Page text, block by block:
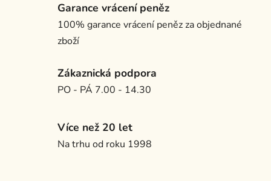
Garance vrácení peněz
100% garance vrácení peněz za objednané
zboží
Zákaznická podpora
PO - PÁ 7.00 - 14.30
Více než 20 let
Na trhu od roku 1998